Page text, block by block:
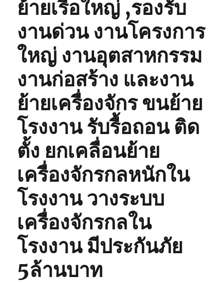
ย้ายเรือใหญ่ ,รองรับ
งานด่วน งานโครงการ
ใหญ่ งานอุตสาหกรรม
งานก่อสร้าง และงาน
ย้ายเครื่องจักร ขนย้าย
โรงงาน รับรื้อถอน ติด
ตั้ง ยกเคลื่อนย้าย
เครื่องจักรกลหนักใน
โรงงาน วางระบบ
เครื่องจักรกลใน
โรงงาน มีประกันภัย
5ล้านบาท